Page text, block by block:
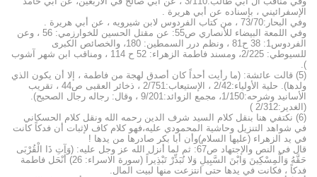
الإسفرائيني ، بإسناده عن أبي هريرة .
وفي البحار:73/70 ، من كتاب الفردوس لابن شيرويه ، عن أبي هريرة .
وفي اللمعة البيضاء للأنصاري ص55: عن مقتل الحسين للخوارزمي: 56 ، وعن
الفردوس1: 38 ح81 ، ونظم درر السمطين: 180، والخصائص الكبرى
للسيوطي: 2/225، ومسند فاطمة الزهراء: 52 ح 114 ، ومناقب ابن شهر آشوب
).
(5) قالت عائشة: (ما رأيت أحداً كان أصدق لهجة من فاطمة ، إلا أن يكون الذي
ولدها). حلية الأولياء:2/42 ، الإستيعاب:2/751 ، ذخائر العقبى ص44 ، تقريب
الأسانيد وشرحه:1/150، مجمع الزوائد:9/201 ، وقال: رجاله رجال الصحيح).
(الغدير:2/312 )
(6) نكتفي هنا بنقل كلام السيد شرف الدين رحمه الله ونقل كلام الحسكاني
في شواهد التنزيل وحاشية المحمودي عليه،فهو كلام كاف لإثبات أن فدكاً كانت
في يد الزهراء (عليها السلام)وأن أبا بكر صادرها من يدها !
قال في النص والإجتهاد ص67: ثم لما أنزل الله عز وجل عليه: (وَآتِ ذَا الْقُرْبَى
حَقَّهُ وَالْمِسْكِينَ وَابْنَ السَّبِيلِ وَلا تُبَذِّرْ تَبْذِيراً (سورة الاسراء: 26) أَنْحَل فاطمة
فدكاً ، فكانت في يدها حتى انتزعت منها لبيت المال.